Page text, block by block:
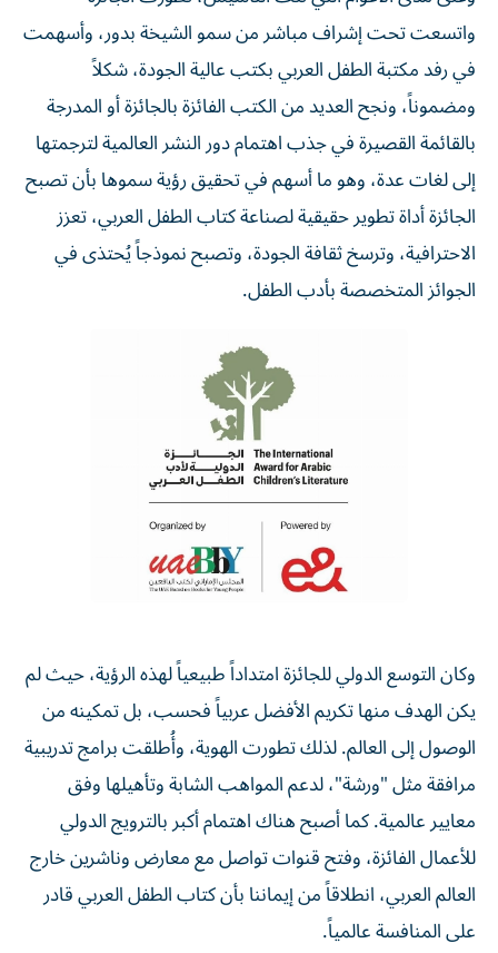
واتسعت تحت إشراف مباشر من سمو الشيخة بدور، وأسهمت
في رفد مكتبة الطفل العربي بكتب عالية الجودة، شكلاً
ومضموناً، ونجح العديد من الكتب الفائزة بالجائزة أو المدرجة
بالقائمة القصيرة في جذب اهتمام دور النشر العالمية لترجمتها
إلى لغات عدة، وهو ما أسهم في تحقيق رؤية سموها بأن تصبح
الجائزة أداة تطوير حقيقية لصناعة كتاب الطفل العربي، تعزز
الاحترافية، وترسخ ثقافة الجودة، وتصبح نموذجاً يُحتذى في
الجوائز المتخصصة بأدب الطفل.
وكان التوسع الدولي للجائزة امتداداً طبيعياً لهذه الرؤية، حيث لم
يكن الهدف منها تكريم الأفضل عربياً فحسب، بل تمكينه من
الوصول إلى العالم. لذلك تطورت الهوية، وأُطلقت برامج تدريبية
مرافقة مثل "ورشة"، لدعم المواهب الشابة وتأهيلها وفق
معايير عالمية. كما أصبح هناك اهتمام أكبر بالترويج الدولي
للأعمال الفائزة، وفتح قنوات تواصل مع معارض وناشرين خارج
العالم العربي، انطلاقاً من إيماننا بأن كتاب الطفل العربي قادر
على المنافسة عالمياً.